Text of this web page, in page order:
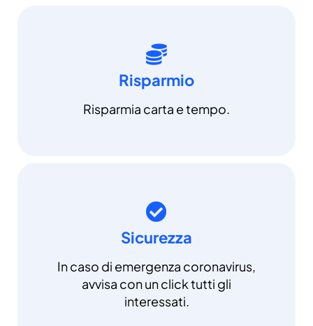
Risparmio
Risparmia carta e tempo.
Sicurezza
In caso di emergenza coronavirus,
avvisa con un click tutti gli
interessati.